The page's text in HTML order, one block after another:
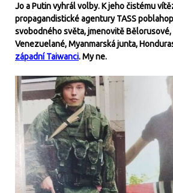
Jo a Putin vyhrál volby. K jeho čistému
propagandistické agentury TASS
svobodného světa, jmenovitě Bělorusové,
Venezuelané, Myanmarská junta,
západní Taiwanci. My ne.